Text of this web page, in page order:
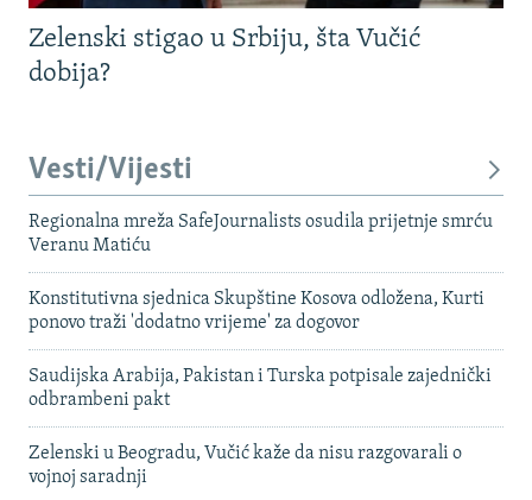
Zelenski stigao u Srbiju, šta Vučić
dobija?
Vesti/Vijesti
Regionalna mreža SafeJournalists osudila prijetnje smrću
Veranu Matiću
Konstitutivna sjednica Skupštine Kosova odložena, Kurti
ponovo traži 'dodatno vrijeme' za dogovor
Saudijska Arabija, Pakistan i Turska potpisale zajednički
odbrambeni pakt
Zelenski u Beogradu, Vučić kaže da nisu razgovarali o
vojnoj saradnji